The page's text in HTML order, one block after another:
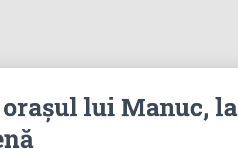
lui Manuc, la